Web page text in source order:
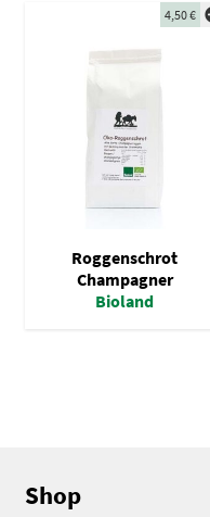
Einkorn-,
Spezialmehl
Vollkornmehl
Brotmischungen
Dunste / Grieße
Getreide
Backzutaten
4,50€
Roggenschrot
Champagner
Bioland
Shop